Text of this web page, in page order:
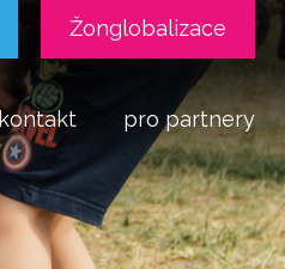
Žonglobalizace
kontakt pro partnery